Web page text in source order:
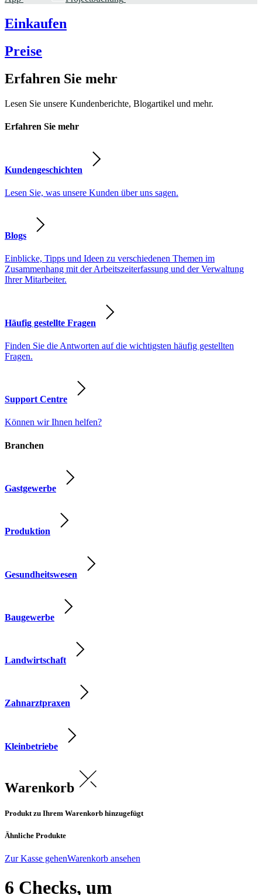
Einkaufen
Preise
Erfahren Sie mehr
Lesen Sie unsere Kundenberichte, Blogartikel und mehr.
Erfahren Sie mehr
Kundengeschichten
Lesen Sie, was unsere Kunden über uns sagen.
Blogs
Einblicke, Tipps und Ideen zu verschiedenen Themen im
Zusammenhang mit der Arbeitszeiterfassung und der Verwaltung
Ihrer Mitarbeiter.
Häufig gestellte Fragen
Finden Sie die Antworten auf die wichtigsten häufig gestellten
Fragen.
Support Centre
Können wir Ihnen helfen?
Branchen
Gastgewerbe
Produktion
Gesundheitswesen
Baugewerbe
Landwirtschaft
Zahnarztpraxen
Kleinbetriebe
Warenkorb
Produkt zu Ihrem Warenkorb hinzugefügt
Ähnliche Produkte
Zur Kasse gehenWarenkorb ansehen
6 Checks, um